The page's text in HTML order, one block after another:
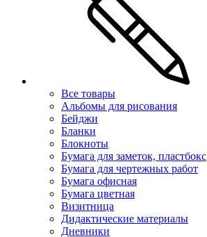
Все товары
Альбомы для рисования
Бейджи
Бланки
Блокноты
Бумага для заметок, пластбокс
Бумага для чертежных работ
Бумага офисная
Бумага цветная
Визитница
Дидактические материалы
Дневники